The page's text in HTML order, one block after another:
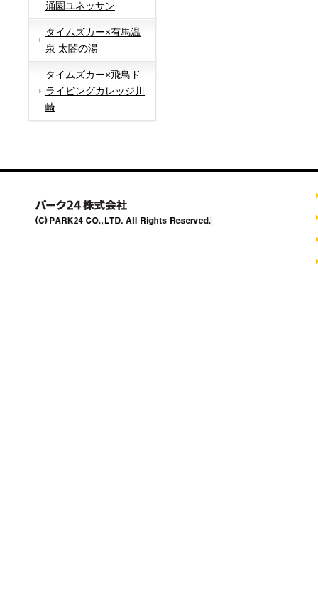
涌園ユネッサン
タイムズカー×有馬温
泉 太閤の湯
タイムズカー×飛鳥ド
ライビングカレッジ川
崎